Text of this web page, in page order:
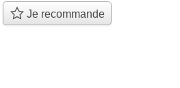
Je recommande